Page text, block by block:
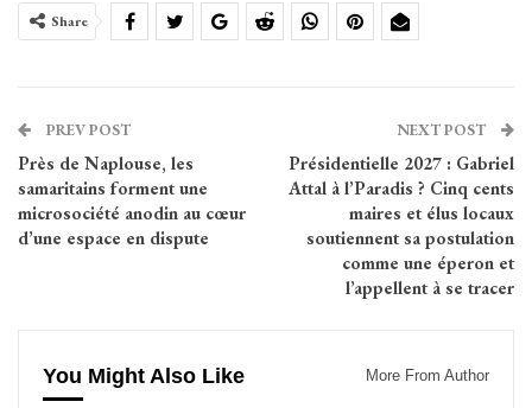
Share
PREV POST
Près de Naplouse, les
samaritains forment une
microsociété anodin au cœur
d’une espace en dispute
NEXT POST
Présidentielle 2027 : Gabriel
Attal à l’Paradis ? Cinq cents
maires et élus locaux
soutiennent sa postulation
comme une éperon et
l’appellent à se tracer
You Might Also Like More From Author